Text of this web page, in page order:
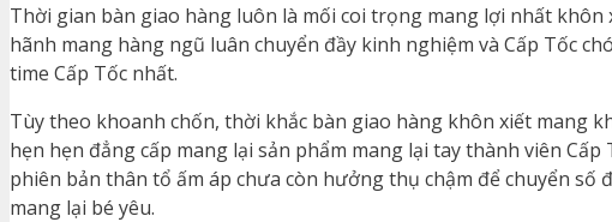
Thời gian bàn giao hàng luôn là mối coi trọng mang lợi nhất
hãnh mang hàng ngũ luân chuyển đầy kinh nghiệm và Cấp Tốc
time Cấp Tốc nhất.
Tùy theo khoanh chốn, thời khắc bàn giao hàng khôn xiết mang
hẹn hẹn đẳng cấp mang lại sản phẩm mang lại tay thành viên
phiên bản thân tổ ấm áp chưa còn hưởng thụ chậm để chuyển
mang lại bé yêu.